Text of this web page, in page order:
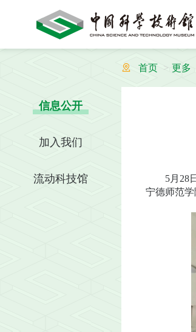
信息公开
加入我们
流动科技馆
首页 更多
5月28日
宁德师范学